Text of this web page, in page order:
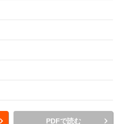
PDFで読む